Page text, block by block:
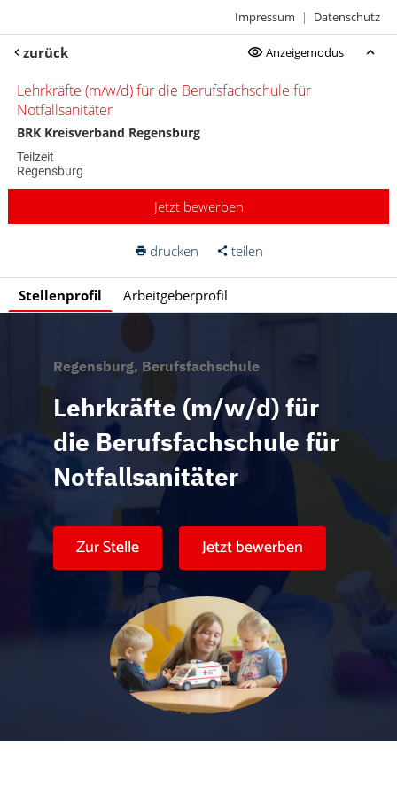
Impressum | Datenschutz
zurück Anzeigemodus
Lehrkräfte (m/w/d) für die Berufsfachschule für
Notfallsanitäter
BRK Kreisverband Regensburg
Teilzeit
Regensburg
Jetzt bewerben
drucken teilen
Stellenprofil Arbeitgeberprofil
Karte anzeigen